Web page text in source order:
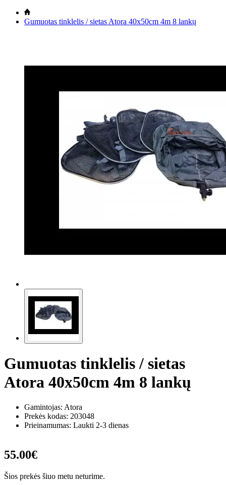
Gumuotas tinklelis / sietas Atora 40x50cm 4m 8 lankų
Gumuotas tinklelis / sietas
Atora 40x50cm 4m 8 lankų
Gamintojas: Atora
Prekės kodas: 203048
Prieinamumas: Laukti 2-3 dienas
55.00€
Šios prekės šiuo metu neturime.